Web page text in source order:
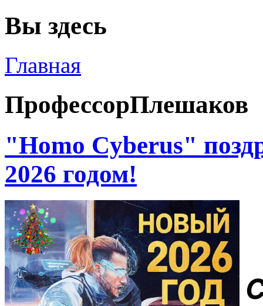
Вы здесь
Главная
ПрофессорПлешаков
"Homo Cyberus"
2026 годом!